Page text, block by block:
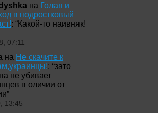
на Голая и
в подростковый
: “Какой-то наивняк!
07:11
на Не скачите к
: “зато
не убивает
в оличии от
”
13:45